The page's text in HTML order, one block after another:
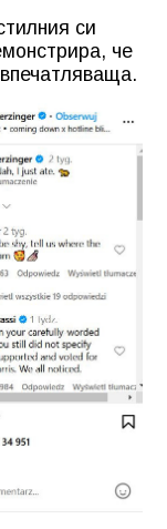
си
че